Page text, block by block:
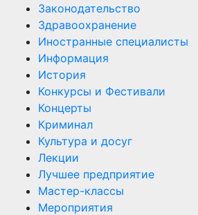
Законодательство
Здравоохранение
Иностранные специалисты
Информация
История
Конкурсы и Фестивали
Концерты
Криминал
Культура и досуг
Лекции
Лучшее предприятие
Мастер-классы
Мероприятия